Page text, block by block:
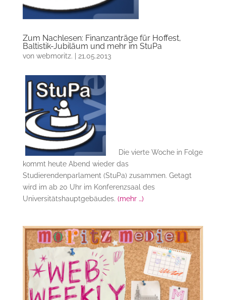
Zum Nachlesen: Finanzanträge für Hoffest,
Baltistik-Jubiläum und mehr im StuPa
von webmoritz. 21.05.2013
Die vierte Woche in Folge
kommt heute Abend wieder das
Studierendenparlament (StuPa) zusammen. Getagt
wird im ab 20 Uhr im Konferenzsaal des
Universitätshauptgebäudes. (mehr …)